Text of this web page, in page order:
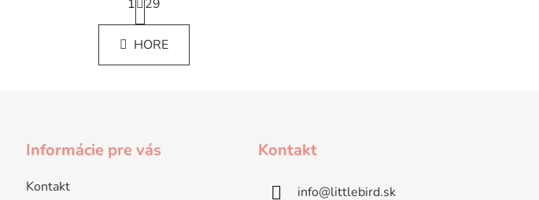
O
v
l
á
e
t
r
n
k
e
1 29
HORE
Informácie pre vás
Kontakt
Kontakt
info@littlebird.sk